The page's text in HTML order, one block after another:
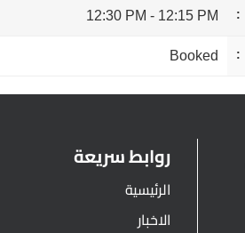
12:15 PM
-
12:30 PM
Booked
روابط سريعة
الرئيسية
الاخبار